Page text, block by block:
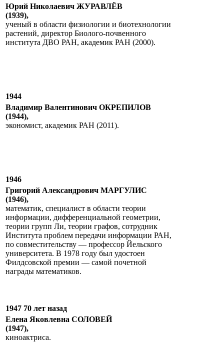
Юрий Николаевич ЖУРАВЛЁВ
(1939),
ученый в области физиологии и биотехнологии
растений, директор Биолого-почвенного
института ДВО РАН, академик РАН (2000).
1944
Владимир Валентинович ОКРЕПИЛОВ
(1944),
экономист, академик РАН (2011).
1946
Григорий Александрович МАРГУЛИС
(1946),
математик, специалист в области теории
информации, дифференциальной геометрии,
теории групп Ли, теории графов, сотрудник
Института проблем передачи информации РАН,
по совместительству — профессор Йельского
университета. В 1978 году был удостоен
Филдсовской премии — самой почетной
награды математиков.
1947 70 лет назад
Елена Яковлевна СОЛОВЕЙ
(1947),
киноактриса.